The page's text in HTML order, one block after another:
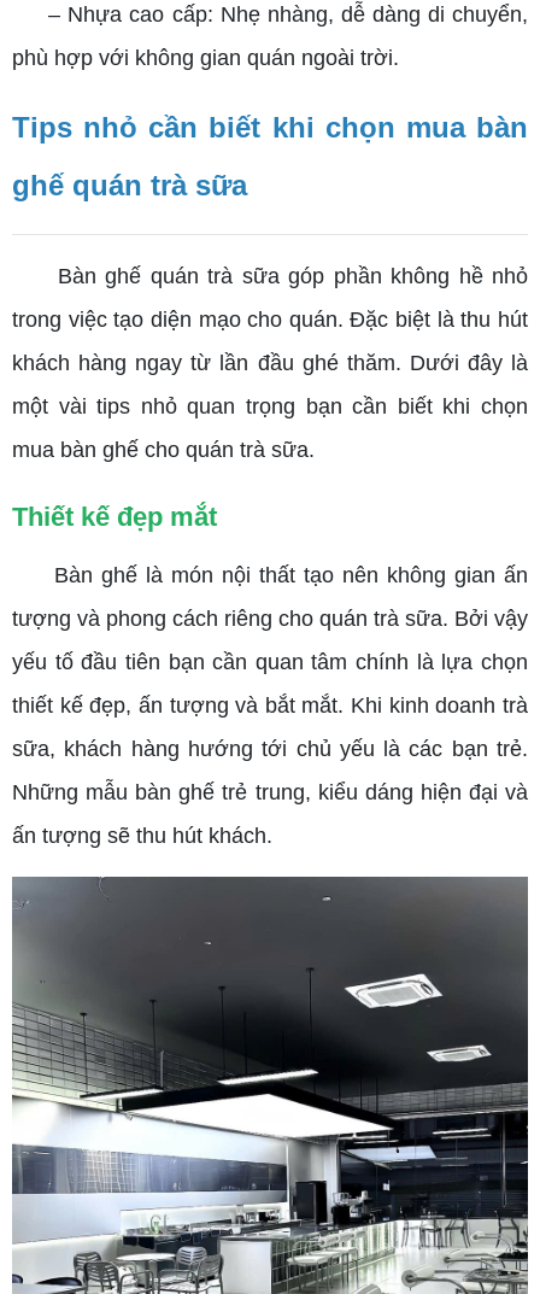
– Nhựa cao cấp: Nhẹ nhàng, dễ dàng di chuyển,
phù hợp với không gian quán ngoài trời.
Tips nhỏ cần biết khi chọn mua bàn
ghế quán trà sữa
Bàn ghế quán trà sữa góp phần không hề nhỏ
trong việc tạo diện mạo cho quán. Đặc biệt là thu hút
khách hàng ngay từ lần đầu ghé thăm. Dưới đây là
một vài tips nhỏ quan trọng bạn cần biết khi chọn
mua bàn ghế cho quán trà sữa.
Thiết kế đẹp mắt
Bàn ghế là món nội thất tạo nên không gian ấn
tượng và phong cách riêng cho quán trà sữa. Bởi vậy
yếu tố đầu tiên bạn cần quan tâm chính là lựa chọn
thiết kế đẹp, ấn tượng và bắt mắt. Khi kinh doanh trà
sữa, khách hàng hướng tới chủ yếu là các bạn trẻ.
Những mẫu bàn ghế trẻ trung, kiểu dáng hiện đại và
ấn tượng sẽ thu hút khách.